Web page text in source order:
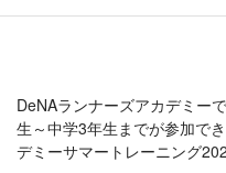
DeNAランナーズアカデミー
生～中学3年生までが参加で
デミーサマートレーニング